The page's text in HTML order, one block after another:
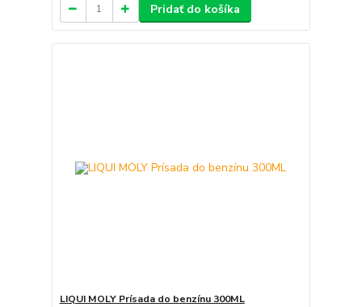
Pridať do košíka
LIQUI MOLY Prísada do benzínu 300ML